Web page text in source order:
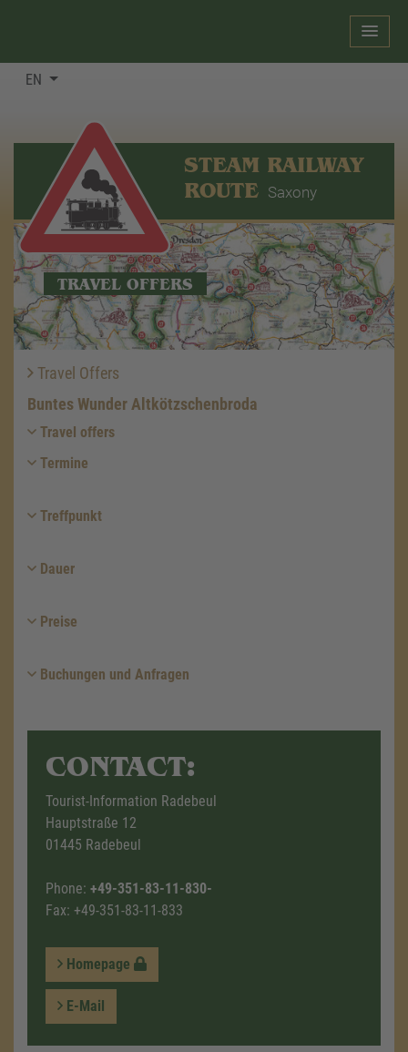
EN
STEAM RAILWAY
ROUTE Saxony
TRAVEL OFFERS
Travel Offers
Buntes Wunder Altkötzschenbroda
Travel offers
Termine
Treffpunkt
Dauer
Preise
Buchungen und Anfragen
CONTACT:
Tourist-Information Radebeul
Hauptstraße 12
01445 Radebeul
Phone: +49-351-83-11-830-
Fax: +49-351-83-11-833
Homepage
E-Mail